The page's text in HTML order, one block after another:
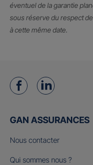
éventuel de la garantie
sous réserve du respect
à cette même date.
GAN ASSURANCES
Nous contacter
Qui sommes nous ?